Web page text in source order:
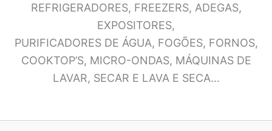
REFRIGERADORES, FREEZERS, ADEGAS,
EXPOSITORES,
PURIFICADORES DE ÁGUA, FOGÕES, FORNOS,
COOKTOP’S, MICRO-ONDAS, MÁQUINAS DE
LAVAR, SECAR E LAVA E SECA…